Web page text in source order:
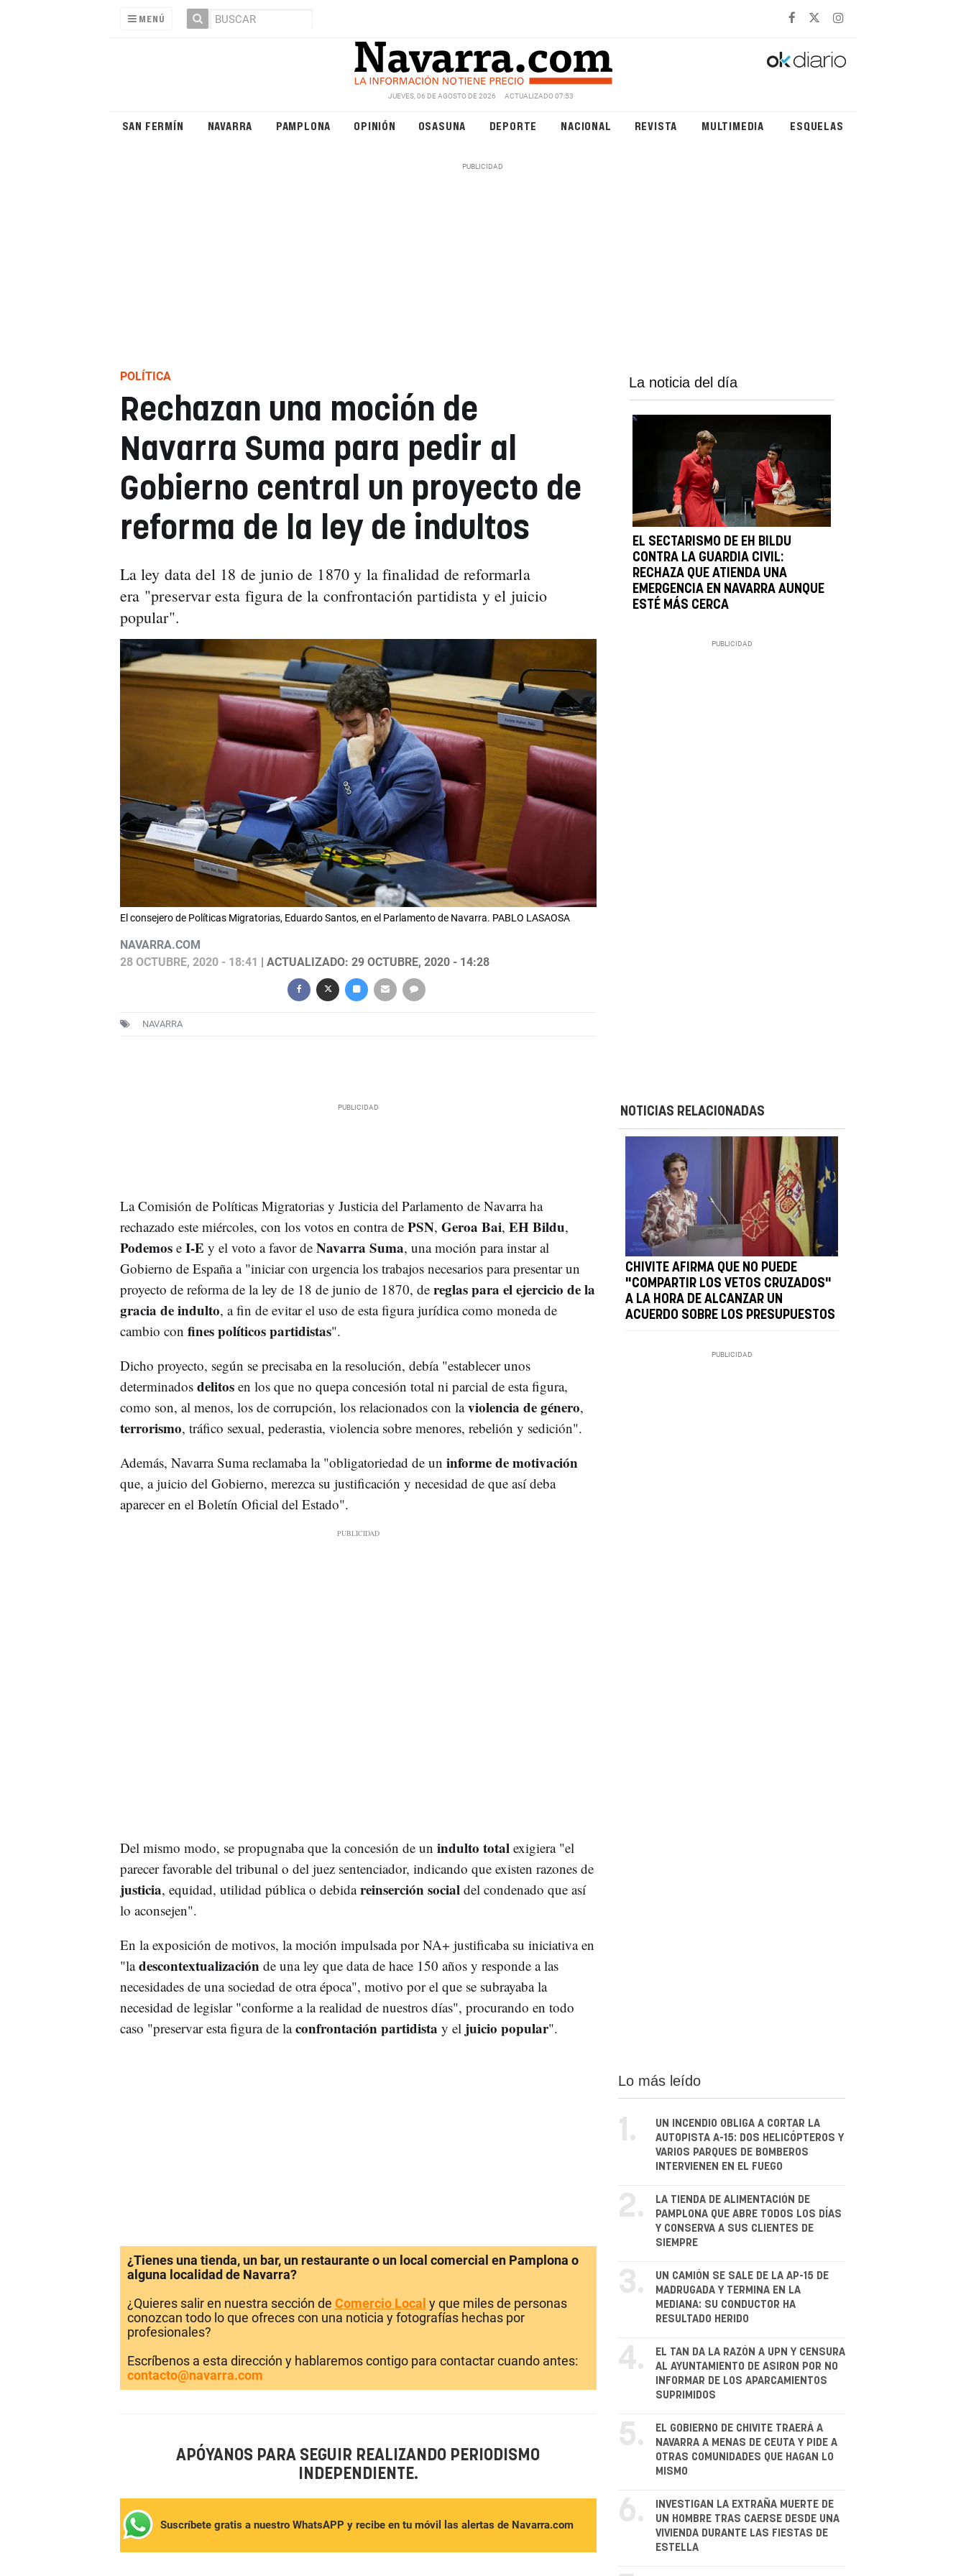
MENÚ
JUEVES, 06 DE AGOSTO DE 2026 ACTUALIZADO 07:53
SAN FERMÍN NAVARRA PAMPLONA OPINIÓN OSASUNA DEPORTE NACIONAL REVISTA MULTIMEDIA ESQUELAS
POLÍTICA
Rechazan una moción de
Navarra Suma para pedir al
Gobierno central un proyecto de
reforma de la ley de indultos
La ley data del 18 de junio de 1870 y la finalidad de reformarla
era "preservar esta figura de la confrontación partidista y el juicio
popular".
El consejero de Políticas Migratorias, Eduardo Santos, en el Parlamento de Navarra. PABLO LASAOSA
NAVARRA.COM
28 OCTUBRE, 2020 - 18:41 | ACTUALIZADO: 29 OCTUBRE, 2020 - 14:28
NAVARRA
La noticia del día
EL SECTARISMO DE EH BILDU
CONTRA LA GUARDIA CIVIL:
RECHAZA QUE ATIENDA UNA
EMERGENCIA EN NAVARRA AUNQUE
ESTÉ MÁS CERCA
La Comisión de Políticas Migratorias y Justicia del Parlamento de Navarra ha
rechazado este miércoles, con los votos en contra de PSN, Geroa Bai, EH Bildu,
Podemos e I-E y el voto a favor de Navarra Suma, una moción para instar al
Gobierno de España a "iniciar con urgencia los trabajos necesarios para presentar un
proyecto de reforma de la ley de 18 de junio de 1870, de reglas para el ejercicio de la
gracia de indulto, a fin de evitar el uso de esta figura jurídica como moneda de
cambio con fines políticos partidistas".
Dicho proyecto, según se precisaba en la resolución, debía "establecer unos
determinados delitos en los que no quepa concesión total ni parcial de esta figura,
como son, al menos, los de corrupción, los relacionados con laviolencia de género,
terrorismo, tráfico sexual, pederastia, violencia sobre menores, rebelión y sedición".
Además, Navarra Suma reclamaba la "obligatoriedad de un informe de motivación
que, a juicio del Gobierno, merezca su justificación y necesidad de que así deba
aparecer en el Boletín Oficial del Estado".
Del mismo modo, se propugnaba que la concesión de un indulto total exigiera "el
parecer favorable del tribunal o del juez sentenciador, indicando que existen razones de
justicia, equidad, utilidad pública o debidareinserción social del condenado que así
lo aconsejen".
En la exposición de motivos, la moción impulsada por NA+ justificaba su iniciativa en
"ladescontextualización de una ley que data de hace 150 años y responde a las
necesidades de una sociedad de otra época", motivo por el que se subrayaba la
necesidad de legislar "conforme a la realidad de nuestros días", procurando en todo
caso "preservar esta figura de laconfrontación partidista y el juicio popular".
NOTICIAS RELACIONADAS
CHIVITE AFIRMA QUE NO PUEDE
"COMPARTIR LOS VETOS CRUZADOS"
A LA HORA DE ALCANZAR UN
ACUERDO SOBRE LOS PRESUPUESTOS
¿Tienes una tienda, un bar, un restaurante o un local comercial en Pamplona o
alguna localidad de Navarra?
¿Quieres salir en nuestra sección de Comercio Local y que miles de personas
conozcan todo lo que ofreces con una noticia y fotografías hechas por
profesionales?
Escríbenos a esta dirección y hablaremos contigo para contactar cuando antes:
contacto@navarra.com
APÓYANOS PARA SEGUIR REALIZANDO PERIODISMO
INDEPENDIENTE.
Suscríbete gratis a nuestro WhatsAPP y recibe en tu móvil las alertas de Navarra.com
Lo más leído
1.
UN INCENDIO OBLIGA A CORTAR LA
AUTOPISTA A-15: DOS HELICÓPTEROS Y
VARIOS PARQUES DE BOMBEROS
INTERVIENEN EN EL FUEGO
2.
LA TIENDA DE ALIMENTACIÓN DE
PAMPLONA QUE ABRE TODOS LOS DÍAS
Y CONSERVA A SUS CLIENTES DE
SIEMPRE
3.
UN CAMIÓN SE SALE DE LA AP-15 DE
MADRUGADA Y TERMINA EN LA
MEDIANA: SU CONDUCTOR HA
RESULTADO HERIDO
4.
EL TAN DA LA RAZÓN A UPN Y CENSURA
AL AYUNTAMIENTO DE ASIRON POR NO
INFORMAR DE LOS APARCAMIENTOS
SUPRIMIDOS
5.
EL GOBIERNO DE CHIVITE TRAERÁ A
NAVARRA A MENAS DE CEUTA Y PIDE A
OTRAS COMUNIDADES QUE HAGAN LO
MISMO
6.
INVESTIGAN LA EXTRAÑA MUERTE DE
UN HOMBRE TRAS CAERSE DESDE UNA
VIVIENDA DURANTE LAS FIESTAS DE
ESTELLA